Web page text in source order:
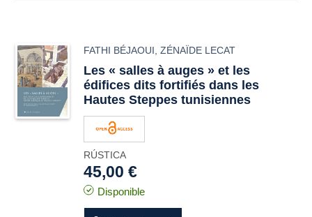
FATHI BÉJAOUI ,ZÉNAÏDE LECAT
Les « salles à auges » et les
édifices dits fortifiés dans les
Hautes Steppes tunisiennes
RÚSTICA
45,00 €
Disponible